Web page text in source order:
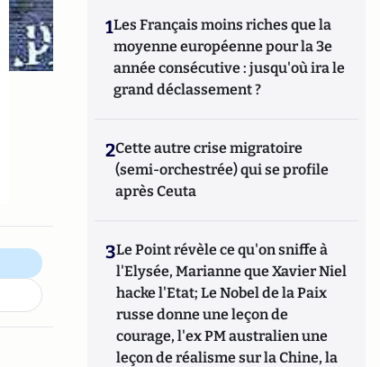
1Les Français moins riches que la
moyenne européenne pour la 3e
année consécutive : jusqu'où ira le
grand déclassement ?
2Cette autre crise migratoire
(semi-orchestrée) qui se profile
après Ceuta
3Le Point révèle ce qu'on sniffe à
l'Elysée, Marianne que Xavier Niel
hacke l'Etat; Le Nobel de la Paix
russe donne une leçon de
courage, l'ex PM australien une
leçon de réalisme sur la Chine, la